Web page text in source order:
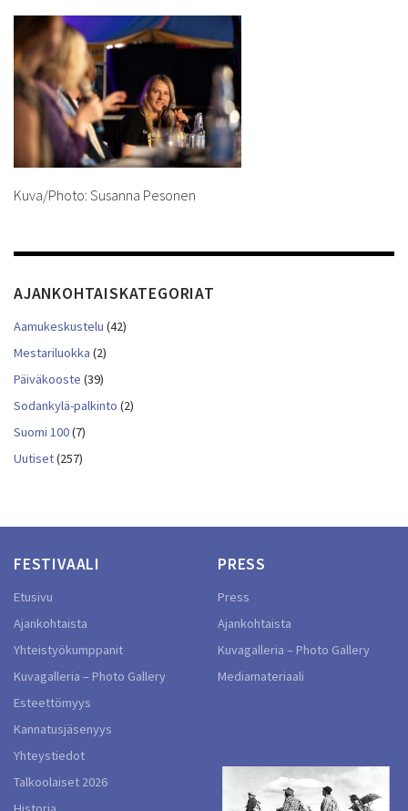
Kuva/Photo: Susanna Pesonen
AJANKOHTAISKATEGORIAT
Aamukeskustelu (42)
Mestariluokka (2)
Päiväkooste (39)
Sodankylä-palkinto (2)
Suomi 100(7)
Uutiset(257)
FESTIVAALI
Etusivu
Ajankohtaista
Yhteistyökumppanit
Kuvagalleria – Photo Gallery
Esteettömyys
Kannatusjäsenyys
Yhteystiedot
Talkoolaiset 2026
PRESS
Press
Ajankohtaista
Kuvagalleria – Photo Gallery
Mediamateriaali